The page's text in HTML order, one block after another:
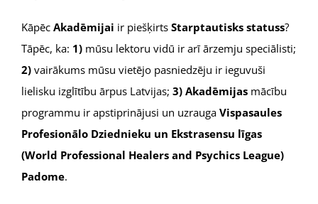
Kāpēc Akadēmijai ir piešķirts Starptautisks statuss?
Tāpēc, ka: 1) mūsu lektoru vidū ir arī ārzemju speciālisti;
2) vairākums mūsu vietējo pasniedzēju ir ieguvuši
lielisku izglītību ārpus Latvijas; 3) Akadēmijas mācību
programmu ir apstiprinājusi un uzrauga Vispasaules
Profesionālo Dziednieku un Ekstrasensu līgas
(World Professional Healers and Psychics League)
Padome.